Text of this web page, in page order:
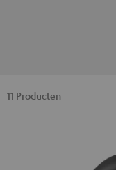
11 Producten